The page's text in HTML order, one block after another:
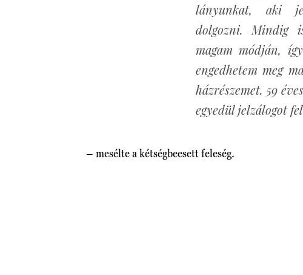
lányunkat, aki
dolgozni. Mindig
magam módján,
engedhetem meg
házrészemet. 59
egyedül jelzálogot
– mesélte a kétségbeesett feleség.